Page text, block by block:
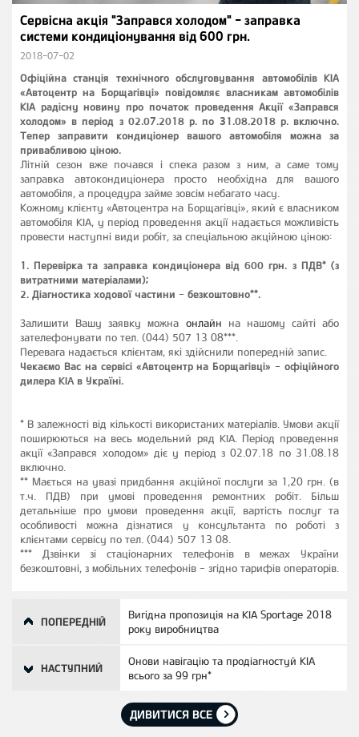
Сервісна акція "Заправся холодом" - заправка
системи кондиціонування від 600 грн.
2018-07-02
Офіційна станція технічного обслуговування автомобілів КІА
«Автоцентр на Борщагівці» повідомляє власникам автомобілів
КІА радісну новину про початок проведення Акції «Заправся
холодом» в період з 02.07.2018 р. по 31.08.2018 р. включно.
Тепер заправити кондиціонер вашого автомобіля можна за
привабливою ціною.
Літній сезон вже почався і спека разом з ним, а саме тому
заправка автокондиціонера просто необхідна для вашого
автомобіля, а процедура займе зовсім небагато часу.
Кожному клієнту «Автоцентра на Борщагівці», який є власником
автомобіля KIA, у період проведення акції надається можливість
провести наступні види робіт, за спеціальною акційною ціною:
1. Перевірка та заправка кондиціонера від 600 грн. з ПДВ* (з
витратними матеріалами);
2. Діагностика ходової частини - безкоштовно**.
Залишити Вашу заявку можна онлайн на нашому сайті або
зателефонувати по тел. (044) 507 13 08***.
Перевага надається клієнтам, які здійснили попередній запис.
Чекаємо Вас на сервісі «Автоцентр на Борщагівці» - офіційного
дилера KIA в Україні.
* В залежності від кількості використаних матеріалів. Умови акції
поширюються на весь модельний ряд KIA. Період проведення
акції «Заправся холодом» діє у період з 02.07.18 по 31.08.18
включно.
** Мається на увазі придбання акційної послуги за 1,20 грн. (в
т.ч. ПДВ) при умові проведення ремонтних робіт. Більш
детальніше про умови проведення акції, вартість послуг та
особливості можна дізнатися у консультанта по роботі з
клієнтами сервісу по тел. (044) 507 13 08.
*** Дзвінки зі стаціонарних телефонів в межах України
безкоштовні, з мобільних телефонів - згідно тарифів операторів.
ПОПЕРЕДНІЙ
Вигідна пропозиція на KIA Sportage 2018
року виробництва
НАСТУПНИЙ
Онови навігацію та продіагностуй КІА
всього за 99 грн*
ДИВИТИСЯ ВСЕ